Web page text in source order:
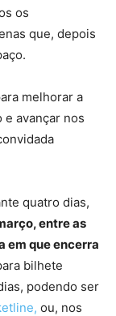
os
que, depois
melhorar a
e avançar nos
quatro dias,
entre as
em que encerra
bilhete
podendo ser
ou, nos